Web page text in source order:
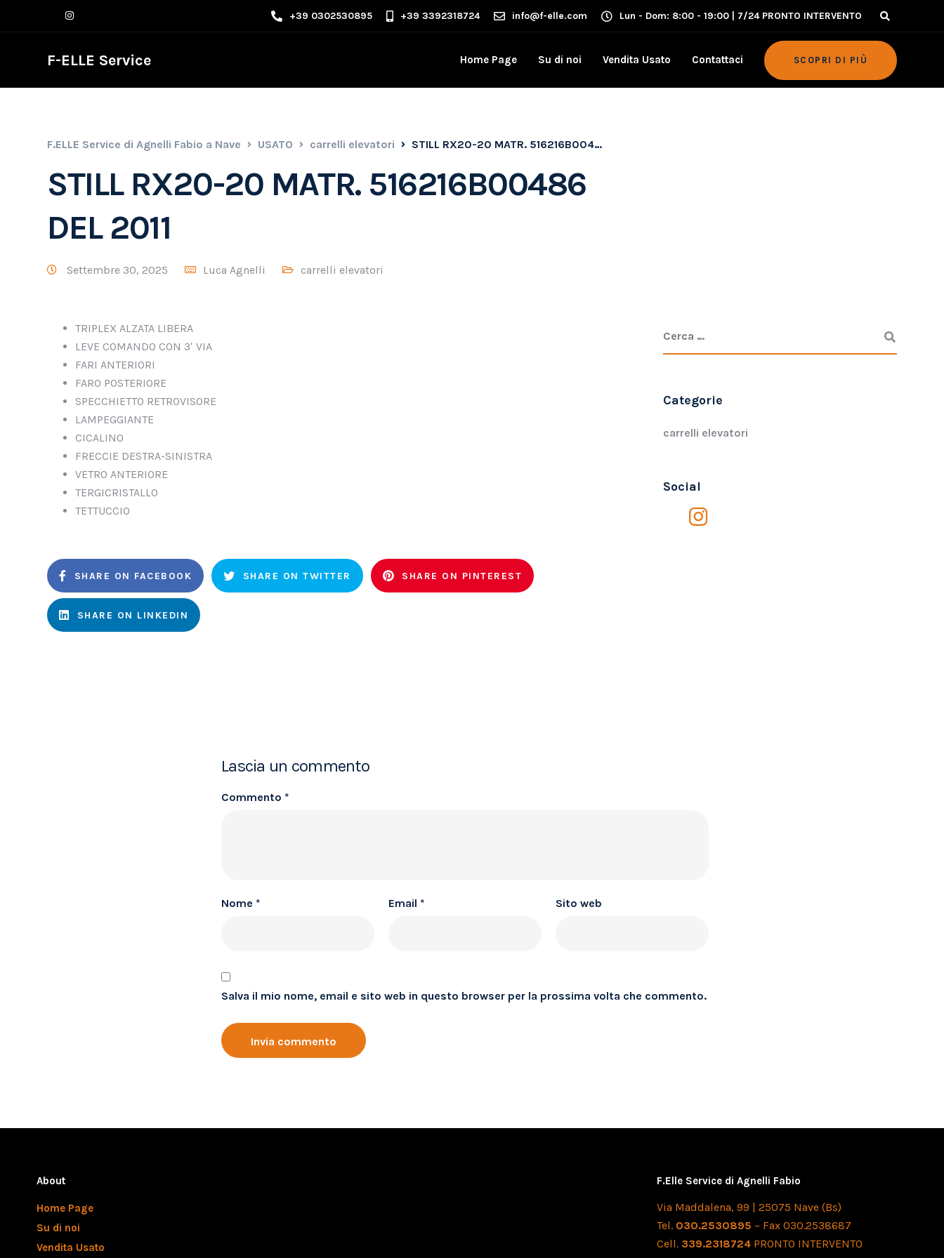
+39 0302530895 +39 3392318724 info@f-elle.com Lun - Dom: 8:00 - 19:00 | 7/24 PRONTO INTERVENTO
F-ELLE Service Home Page Su di noi Vendita Usato Contattaci SCOPRI DI PIÙ
F.ELLE Service di Agnelli Fabio a Nave USATO carrelli elevatori STILL RX20-20 MATR. 516216B00486 DEL 2011
STILL RX20-20 MATR. 516216B00486
DEL 2011
Settembre 30, 2025 Luca Agnelli carrelli elevatori
TRIPLEX ALZATA LIBERA
LEVE COMANDO CON 3′ VIA
FARI ANTERIORI
FARO POSTERIORE
SPECCHIETTO RETROVISORE
LAMPEGGIANTE
CICALINO
FRECCIE DESTRA-SINISTRA
VETRO ANTERIORE
TERGICRISTALLO
TETTUCCIO
SHARE ON FACEBOOK SHARE ON TWITTER SHARE ON PINTEREST
SHARE ON LINKEDIN
Categorie
carrelli elevatori
Social
Lascia un commento
Commento *
Nome * Email * Sito web
Salva il mio nome, email e sito web in questo browser per la prossima volta che commento.
About
Home Page
Su di noi
Vendita Usato
F.Elle Service di Agnelli Fabio
Via Maddalena, 99 | 25075 Nave (Bs)
Tel. 030.2530895 – Fax 030.2538687
Cell. 339.2318724 PRONTO INTERVENTO